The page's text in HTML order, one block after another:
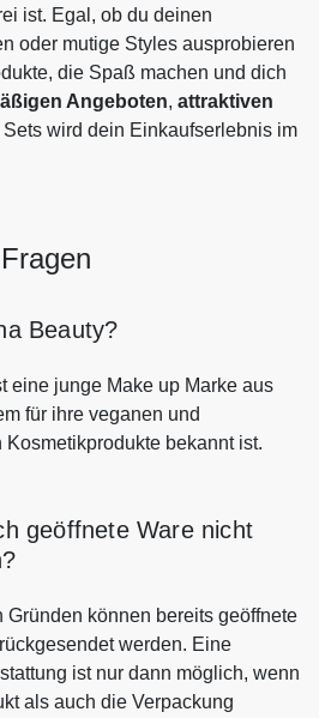
ist. Egal, ob du deinen
oder mutige Styles ausprobieren
die Spaß machen und dich
Angeboten, attraktiven
wird dein Einkaufserlebnis im
Beauty?
eine junge Make up Marke aus
für ihre veganen und
bekannt ist.
geöffnete Ware nicht
können bereits geöffnete
werden. Eine
ist nur dann möglich, wenn
als auch die Verpackung